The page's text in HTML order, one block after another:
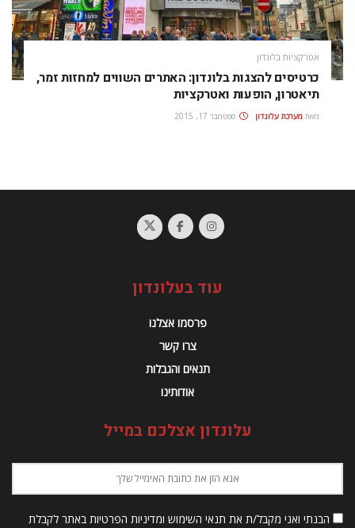
אטרקציות בלונדון
כרטיסים להצגות בלונדון: האתרים השווים למחזות זמר,
תיאטרון, הופעות ואטרקציות
מאת מערכת עלונדון ספטמבר 17, 2015
עוד בעלונדון
פרסמו אצלנו
צרו קשר
תנאים והגבלות
אודותינו
עלונדון אצלכם במייל
הבנתי ואני מקבל/ת את תנאי השימוש ומדיניות הפרטיות באתר לקבלת